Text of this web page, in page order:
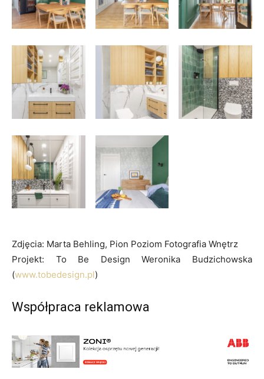
Zdjęcia: Marta Behling, Pion Poziom Fotografia Wnętrz
Projekt: To Be Design Weronika Budzichowska
(www.tobedesign.pl)
Współpraca reklamowa